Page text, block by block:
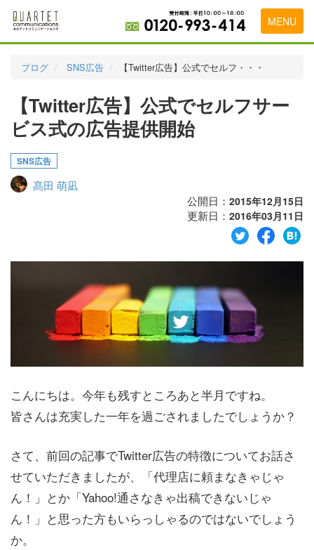
MENU
実績・お客様の声
初めて導入をお考えの方
代理店の乗り換えをお考えの方
会社概要
お問い合わせ
ブログ SNS広告 【Twitter広告】公式でセルフ・・・
【Twitter広告】公式でセルフサー
ビス式の広告提供開始
SNS広告
髙田 萌凪
公開日： 2015年12月15日
更新日： 2016年03月11日
こんにちは。今年も残すところあと半月ですね。
皆さんは充実した一年を過ごされましたでしょうか？
さて、前回の記事でTwitter広告の特徴についてお話さ
せていただきましたが、「代理店に頼まなきゃじゃ
ん！」とか「Yahoo!通さなきゃ出稿できないじゃ
ん！」と思った方もいらっしゃるのではないでしょう
か。